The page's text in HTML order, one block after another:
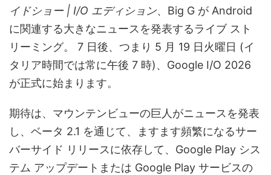
イドショー | I/O エディション、Big G が Android
に関連する大きなニュースを発表するライブ スト
リーミング。 7 日後、つまり 5 月 19 日火曜日 (イ
タリア時間では常に午後 7 時)、Google I/O 2026
が正式に始まります。
期待は、マウンテンビューの巨人がニュースを発表
し、ベータ 2.1 を通じて、ますます頻繁になるサー
バーサイド リリースに依存して、Google Play シス
テム アップデートまたは Google Play サービスの